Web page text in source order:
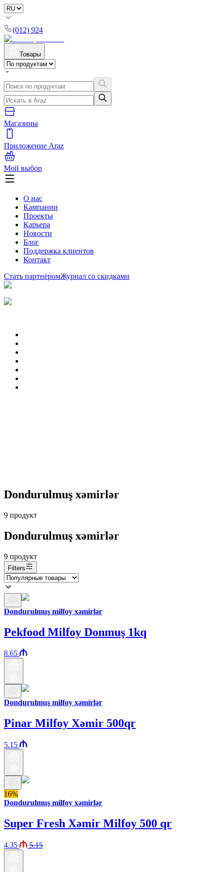
(012) 924
Товары
Магазины
Приложение Araz
Мой выбор
О нас
Кампании
Проекты
Карьера
Новости
Блог
Поддержка клиентов
Контакт
Стать партнёромЖурнал со скидками
Dondurulmuş xəmirlər
9 продукт
Dondurulmuş xəmirlər
9 продукт
Filters
Dondurulmuş milfoy xəmirlər
Pekfood Milfoy Donmuş 1kq
8.65
Dondurulmuş milfoy xəmirlər
Pinar Milfoy Xəmir 500qr
5.15
16%
Dondurulmuş milfoy xəmirlər
Super Fresh Xəmir Milfoy 500 qr
4.35 5.15